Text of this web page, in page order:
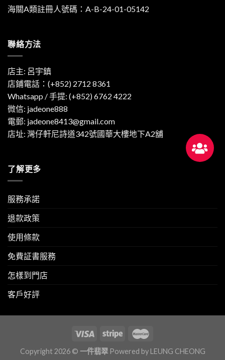
海關A類註冊人號碼：A-B-24-01-05142
聯絡方法
店主: 呂宇鎮
店鋪電話：(+852) 2712 8361
Whatsapp / 手提: (+852) 6762 4222
微信: jadeone888
電郵: jadeone8413@gmail.com
店址: 灣仔軒尼詩道342號國華大樓地下A2舖
了解更多
服務承諾
退款政策
使用條款
免費証書服務
怎樣到門店
客戶好評
Copyright 2026 © 一件翡翠Powered by LEUNG CHEONG